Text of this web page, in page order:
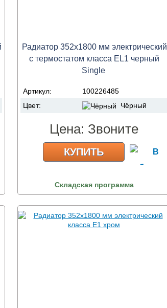
Радиатор 352х1800 мм электрический
с термостатом класса EL1 черный
Single
Артикул:
100226485
Цвет:
Чёрный
Цена: Звоните
КУПИТЬ
Складская программа